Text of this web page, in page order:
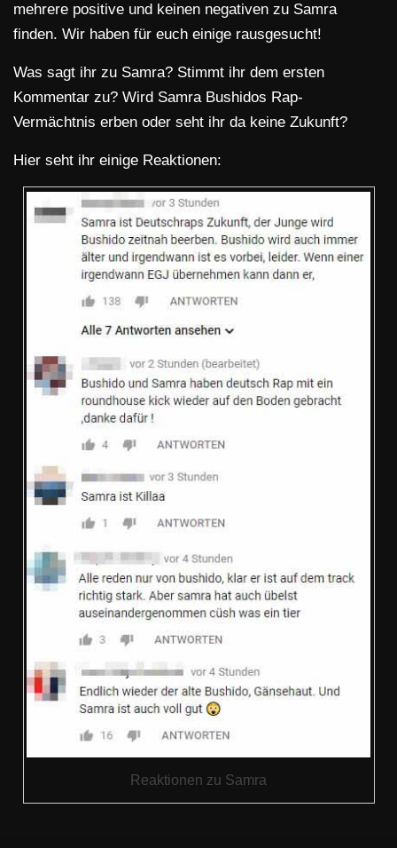
mehrere positive und keinen negativen zu Samra
finden. Wir haben für euch einige rausgesucht!
Was sagt ihr zu Samra? Stimmt ihr dem ersten
Kommentar zu? Wird Samra Bushidos Rap-
Vermächtnis erben oder seht ihr da keine Zukunft?
Hier seht ihr einige Reaktionen:
Reaktionen zu Samra